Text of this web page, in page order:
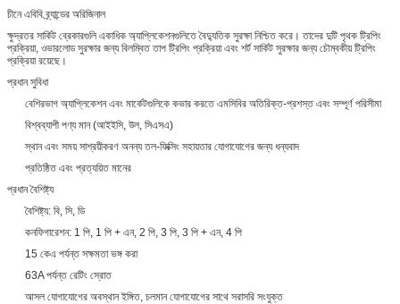
চীনে এবিবি ব্র্যান্ডের অরিজিনাল
ক্ষুদ্রতর সার্কিট ব্রেকারগুলি একাধিক অ্যাপ্লিকেশনগুলিতে বৈদ্যুতিক সুরক্ষা নিশ্চিত করে। তাদের দুটি পৃথক ট্রিপিং
প্রক্রিয়া, ওভারলোড সুরক্ষার জন্য বিলম্বিত তাপ ট্রিপিং প্রক্রিয়া এবং শর্ট সার্কিট সুরক্ষার জন্য চৌম্বকীয় ট্রিপিং
প্রক্রিয়া রয়েছে।
প্রধান সুবিধা
বেশিরভাগ অ্যাপ্লিকেশন এবং মার্কেটগুলিকে কভার করতে এমসিবির অতিরিক্ত-প্রশস্ত এবং সম্পূর্ণ পরিসীমা
বিশ্বব্যাপী পণ্য মান (আইইসি, উল, সিএসএ)
স্থান এবং সময় সাশ্রয়ীকরণ অনন্য তল-ফিক্সিং সহায়তার যোগাযোগের জন্য ধন্যবাদ
প্রতিষ্ঠিত এবং প্রত্যয়িত মানের
প্রধান বৈশিষ্ট্য
বৈশিষ্ট্য: বি, সি, ডি
কনফিগারেশন: 1 পি, 1 পি + এন, 2 পি, 3 পি, 3 পি + এন, 4 পি
15 কেএ পর্যন্ত সক্ষমতা ভঙ্গ করা
63A পর্যন্ত রেটিং স্রোত
আসল যোগাযোগের অবস্থান ইঙ্গিত, চলমান যোগাযোগের সাথে সরাসরি সংযুক্ত